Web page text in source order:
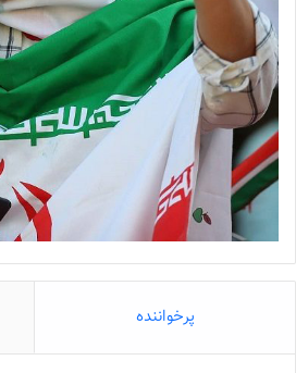
پرخواننده